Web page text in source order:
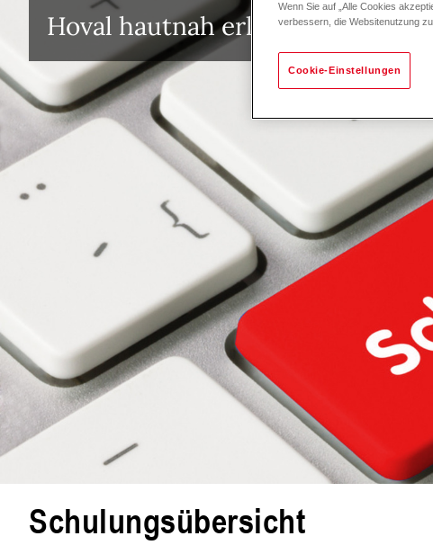
Hoval hautnah erleben. Ganz
Schulungsübersicht
Wenn Sie auf „Alle Cookies
verbessern, die Websitenutzung
Cookie-Einstellungen